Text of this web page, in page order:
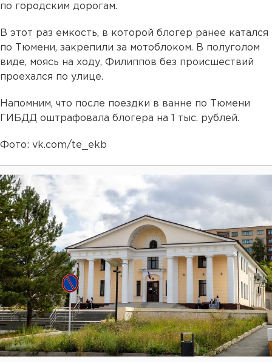
по городским дорогам.
В этот раз емкость, в которой блогер ранее катался
по Тюмени, закрепили за мотоблоком. В полуголом
виде, моясь на ходу, Филиппов без происшествий
проехался по улице.
Напомним, что после поездки в ванне по Тюмени
ГИБДД оштрафовала блогера на 1 тыс. рублей.
Фото: vk.com/te_ekb